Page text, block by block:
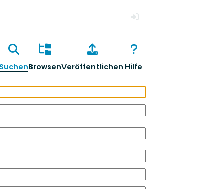
SuchenBrowsenVeröffentlichen Hilfe